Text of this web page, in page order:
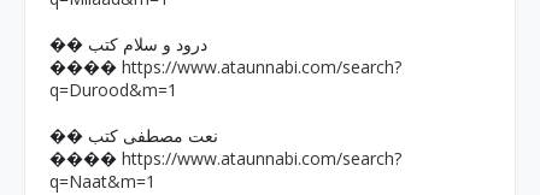
�� درود و سلام کتب
���� https://www.ataunnabi.com/search?
q=Durood&m=1
�� نعت مصطفی کتب
���� https://www.ataunnabi.com/search?
q=Naat&m=1